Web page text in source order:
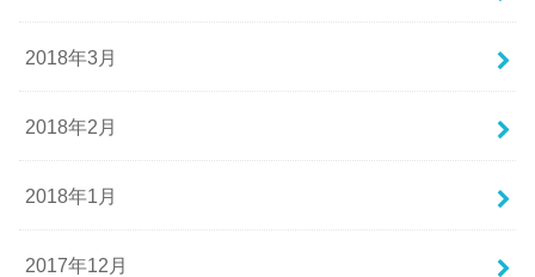
2018年3月
2018年2月
2018年1月
2017年12月